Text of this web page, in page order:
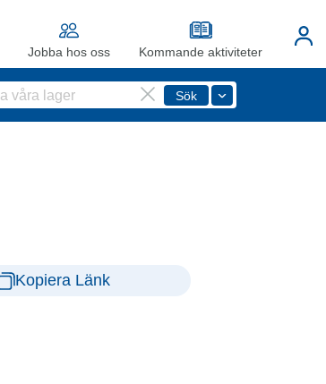
Jobba hos oss Kommande aktiviteter
Kopiera Länk